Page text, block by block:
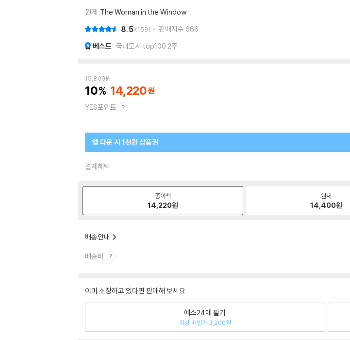
원제 The Woman in the Window
8.5 159 판매지수 666
베스트 국내도서 top100 2주
15,800원
10 14,220
YES포인트
앱 다운 시 1천원 상품권
결제혜택
종이책
14,220원
원제
14,400원
배송안내
배송비
이미 소장하고 있다면 판매해 보세요.
예스24에 팔기
최상 매입가 3,200원